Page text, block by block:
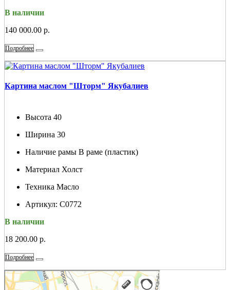
В наличии
140 000.00 р.
Подробнее
Картина маслом "Шторм" Якубалиев
Высота 40
Ширина 30
Наличие рамы В раме (пластик)
Материал Холст
Техника Масло
Артикул: С0772
В наличии
18 200.00 р.
Подробнее